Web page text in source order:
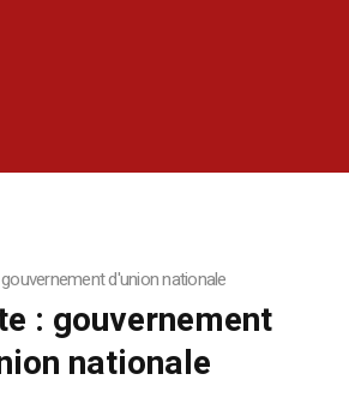
gouvernement d'union nationale
: gouvernement
nationale